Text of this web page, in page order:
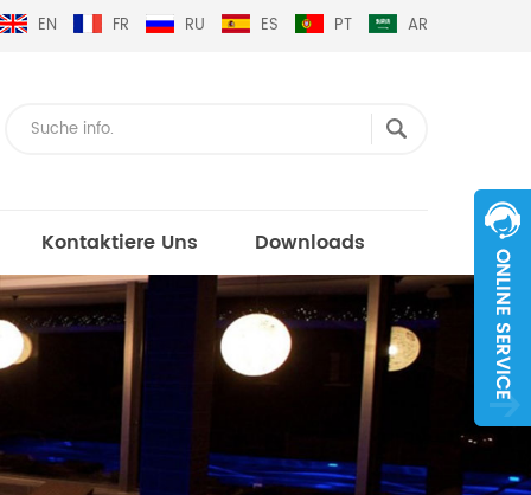
EN FR RU ES PT AR
Kontaktiere Uns Downloads